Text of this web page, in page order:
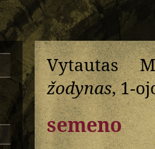
Vytautas
žodynas, 1-
semeno